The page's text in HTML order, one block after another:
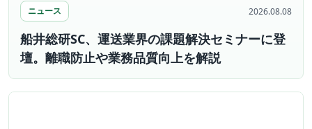
ニュース 2026.08.08
船井総研SC、運送業界の課題解決セミナーに登
壇。離職防止や業務品質向上を解説